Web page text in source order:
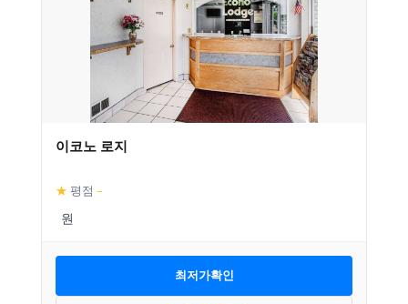
이코노 로지
★ 평점 –
최저가확인